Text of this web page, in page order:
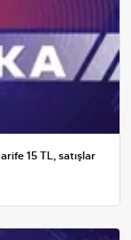
15 TL, satışlar